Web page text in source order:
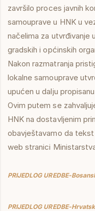
završilo proces javnih
samouprave u HNK u
načelima za utvrđivanje
gradskih i općinskih
Nakon razmatranja
lokalne samouprave
upućen u dalju
Ovim putem se
HNK na dostavljenim
obavještavamo da
web stranici
PRIJEDLOG UREDBE-
PRIJEDLOG UREDBE-